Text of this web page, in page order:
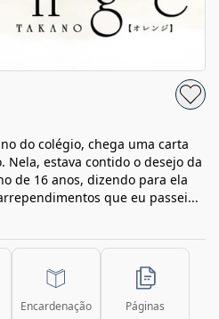
do colégio, chega uma carta
estava contido o desejo da
de 16 anos, dizendo para ela
que eu passei...
Encardenação Páginas